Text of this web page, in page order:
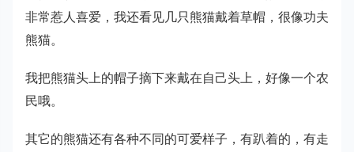
非常惹人喜爱，我还看见几只熊猫戴着草帽，很像功夫
熊猫。
我把熊猫头上的帽子摘下来戴在自己头上，好像一个农
民哦。
其它的熊猫还有各种不同的可爱样子，有趴着的，有走